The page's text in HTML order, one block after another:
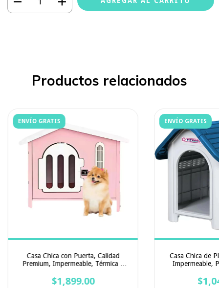
Productos relacionados
ENVÍO GRATIS
Casa Chica con Puerta, Calidad
Premium, Impermeable, Térmica y
$1,899.00
ENVÍO GRATIS
Casa Chica de
Impermeable,